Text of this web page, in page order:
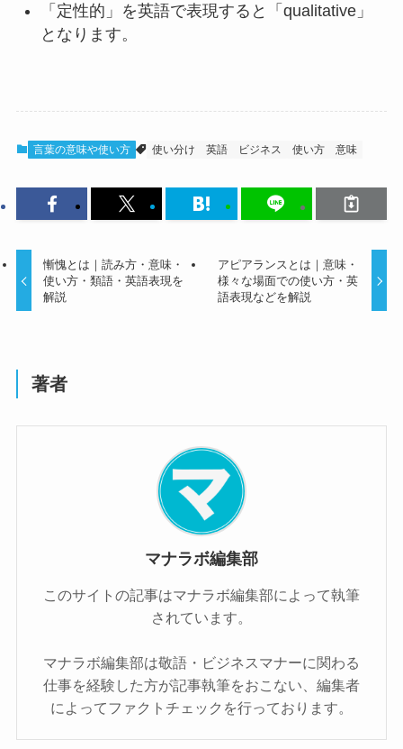
「定性的」を英語で表現すると「qualitative」
となります。
言葉の意味や使い方 使い分け 英語 ビジネス 使い方 意味
慚愧とは｜読み方・意味・
使い方・類語・英語表現を
解説
アピアランスとは｜意味・
様々な場面での使い方・英
語表現などを解説
著者
マナラボ編集部
このサイトの記事はマナラボ編集部によって執筆
されています。
マナラボ編集部は敬語・ビジネスマナーに関わる
仕事を経験した方が記事執筆をおこない、編集者
によってファクトチェックを行っております。